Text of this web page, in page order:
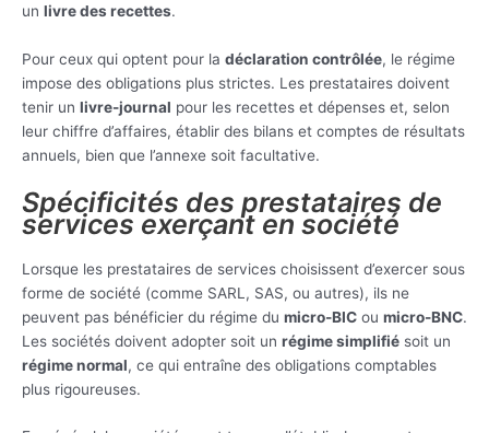
un livre des recettes.
Pour ceux qui optent pour la déclaration contrôlée, le régime
impose des obligations plus strictes. Les prestataires doivent
tenir un livre-journal pour les recettes et dépenses et, selon
leur chiffre d’affaires, établir des bilans et comptes de résultats
annuels, bien que l’annexe soit facultative.
Spécificités des prestataires de
services exerçant en société
Lorsque les prestataires de services choisissent d’exercer sous
forme de société (comme SARL, SAS, ou autres), ils ne
peuvent pas bénéficier du régime du micro-BIC ou micro-BNC.
Les sociétés doivent adopter soit un régime simplifié soit un
régime normal, ce qui entraîne des obligations comptables
plus rigoureuses.